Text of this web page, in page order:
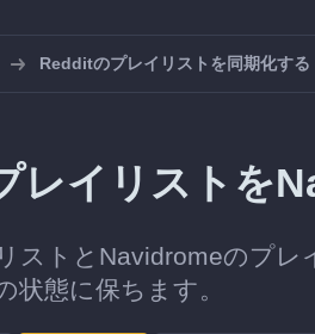
Redditのプレイリストを同期化する
レイリストを
ストとNavidromeのプ
状態に保ちます。